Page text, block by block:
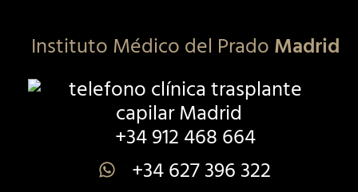
Instituto Médico del PradoMadrid
+34 912 468 664
+34 627 396 322